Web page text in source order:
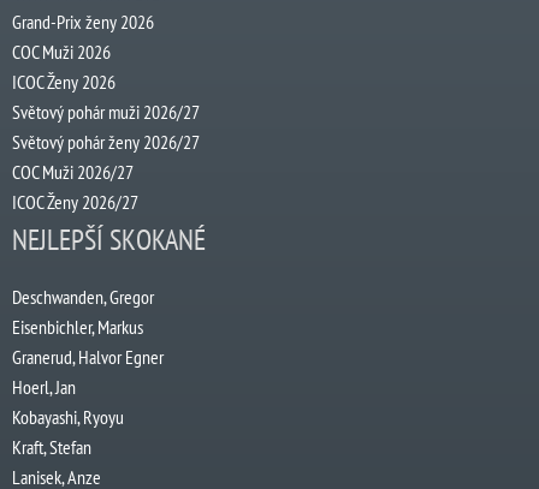
Grand-Prix ženy 2026
COC Muži 2026
ICOC Ženy 2026
Světový pohár muži 2026/27
Světový pohár ženy 2026/27
COC Muži 2026/27
ICOC Ženy 2026/27
NEJLEPŠÍ SKOKANÉ
Deschwanden, Gregor
Eisenbichler, Markus
Granerud, Halvor Egner
Hoerl, Jan
Kobayashi, Ryoyu
Kraft, Stefan
Lanisek, Anze